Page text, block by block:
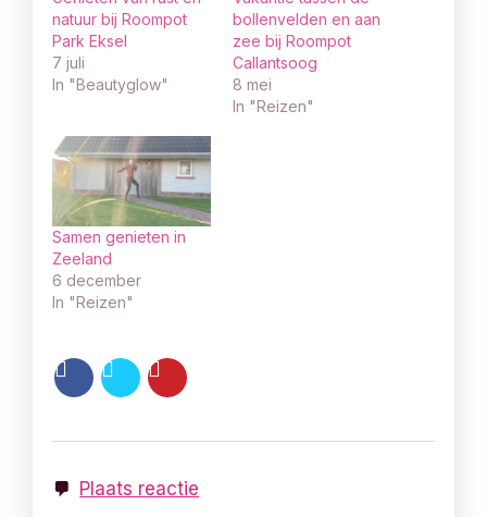
natuur bij Roompot
Park Eksel
7 juli
In "Beautyglow"
bollenvelden en aan
zee bij Roompot
Callantsoog
8 mei
In "Reizen"
Samen genieten in
Zeeland
6 december
In "Reizen"
Plaats reactie